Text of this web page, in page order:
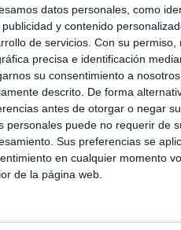
datos personales, como
publicidad y contenido
de servicios. Con su permiso,
precisa e identificación
su consentimiento a
descrito. De forma
antes de otorgar o negar
personales puede no requerir de
Sus preferencias se
en cualquier momento
de la página web.